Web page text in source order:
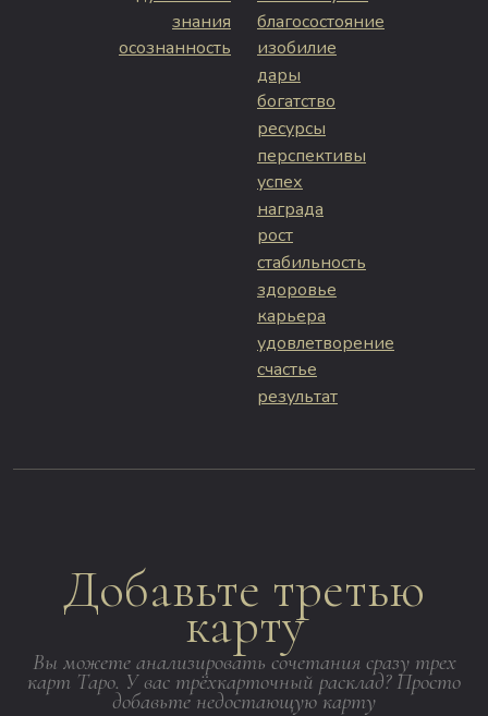
знания
осознанность
благосостояние
изобилие
дары
богатство
ресурсы
перспективы
успех
награда
рост
стабильность
здоровье
карьера
удовлетворение
счастье
результат
Добавьте третью
карту
Вы можете анализировать сочетания сразу трех
карт Таро. У вас трёхкарточный расклад? Просто
добавьте недостающую карту